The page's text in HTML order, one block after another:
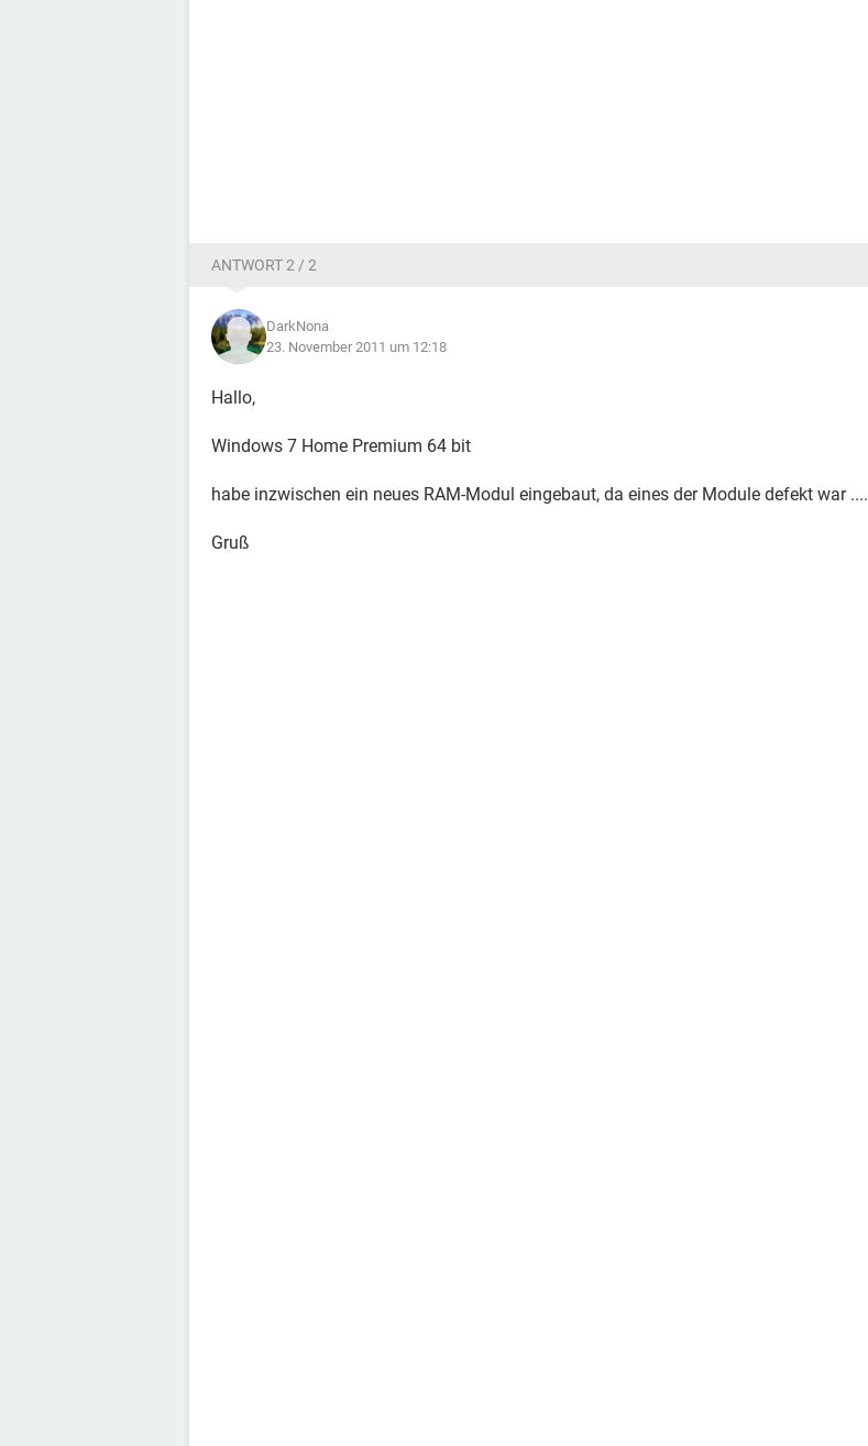
ANTWORT 2 / 2
DarkNona
23. November 2011 um 12:18
Hallo,
Windows 7 Home Premium 64 bit
habe inzwischen ein neues RAM-Modul eingebaut, da eines der Module defekt war ....
Gruß